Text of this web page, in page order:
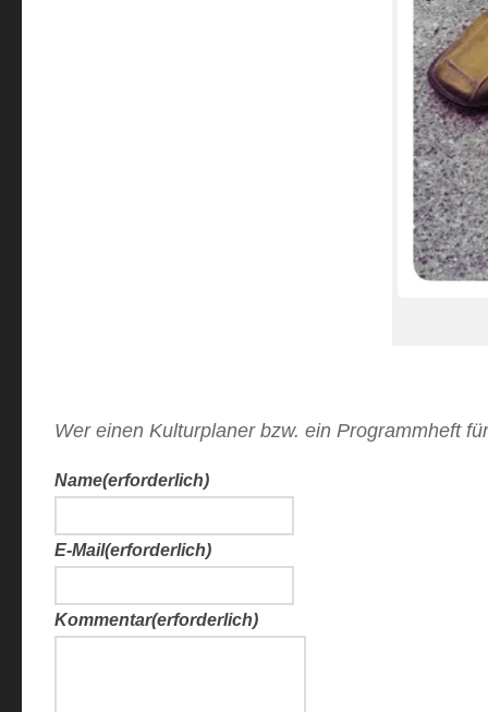
Wer einen Kulturplaner bzw. ein Programmheft
Name(erforderlich)
E-Mail(erforderlich)
Kommentar(erforderlich)